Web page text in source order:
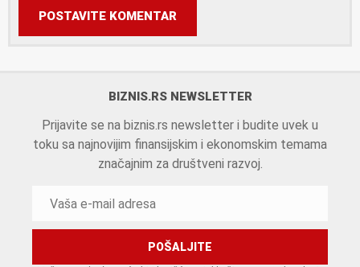
POSTAVITE KOMENTAR
BIZNIS.RS NEWSLETTER
Prijavite se na biznis.rs newsletter i budite uvek u
toku sa najnovijim finansijskim i ekonomskim temama
značajnim za društveni razvoj.